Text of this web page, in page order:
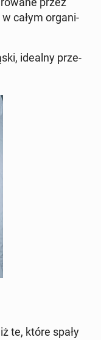
całym or­ga­ni­
idealny prze­
te, które spały